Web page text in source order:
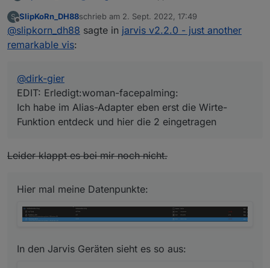
Hier mal meine Datenpunkte:
Der Datenpunkt "UpDown" des Aktors fährt mit
0 auf, mit 1 zu und stoppt mit 2. Ich müsste
demnach irgendwie dem Alisa STOP mitteilen,
dass er eine 2 senden soll?
S
Offline
SlipKoRn_DH88schrieb am 2. Sept. 2022, 17:49
zuletzt editiert von
@slipkorn_dh88 sagte in jarvis v2.2.0 - just another
remarkable vis:
@dirk-gier
EDIT: Erledigt:woman-facepalming:
Ich habe im Alias-Adapter eben erst die Wirte-
Funktion entdeck und hier die 2 eingetragen
Leider klappt es bei mir noch nicht.
Hier mal meine Datenpunkte:
In den Jarvis Geräten sieht es so aus: